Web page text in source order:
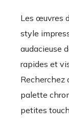
Les œuvres
style
audacieuse
rapides et
Recherchez
palette
petites